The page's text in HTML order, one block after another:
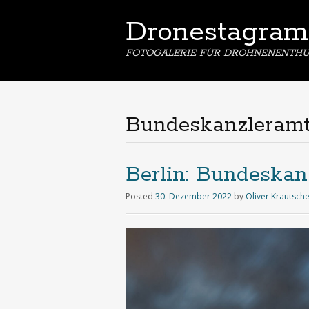
Dronestagram
FOTOGALERIE FÜR
Berlin:
Posted 30. Dezember 2022 by Oliver